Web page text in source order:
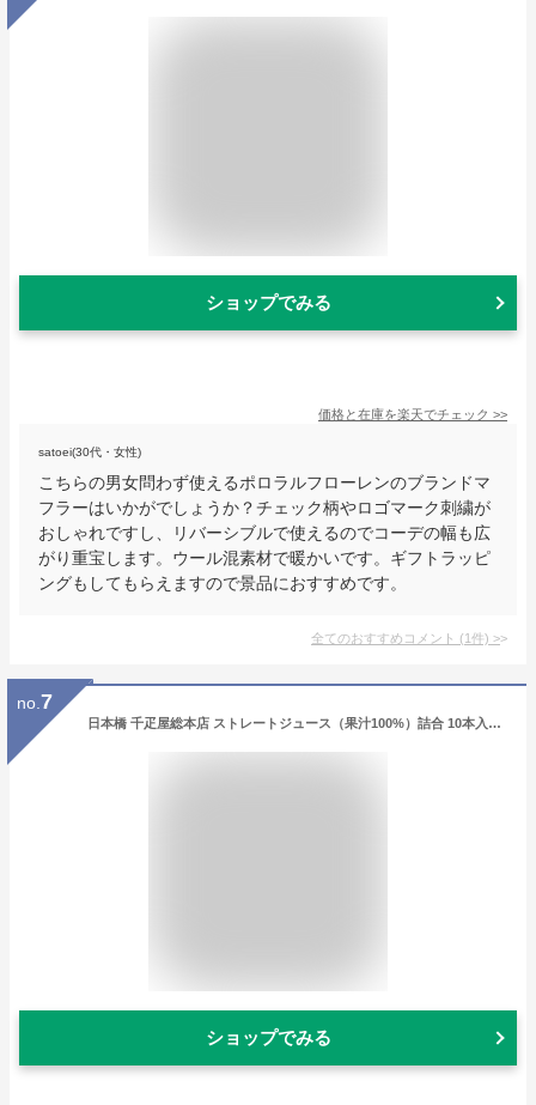
ショップでみる
価格と在庫を楽天でチェック >>
satoei(30代・女性)
こちらの男女問わず使えるポロラルフローレンのブランドマ
フラーはいかがでしょうか？チェック柄やロゴマーク刺繍が
おしゃれですし、リバーシブルで使えるのでコーデの幅も広
がり重宝します。ウール混素材で暖かいです。ギフトラッピ
ングもしてもらえますので景品におすすめです。
全てのおすすめコメント (1件) >
no. 7
日本橋 千疋屋総本店 ストレートジュース（果汁100%）詰合 10本入｜お中元 詰め合わせ ギフト お祝い 誕生日 結婚 出産 内祝い お返し お礼 贈り物 贈答品 プレゼント お見舞い お供え 御供 香典返し
ショップでみる